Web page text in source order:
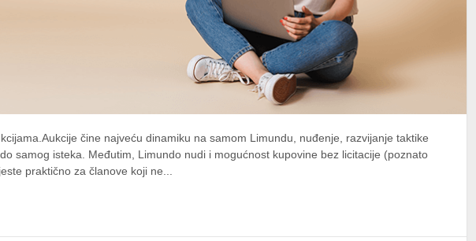
čine najveću dinamiku na samom Limundu, nuđenje, razvijanje taktike
samog isteka. Međutim, Limundo nudi i mogućnost kupovine bez licitacije (poznato
praktično za članove koji ne...